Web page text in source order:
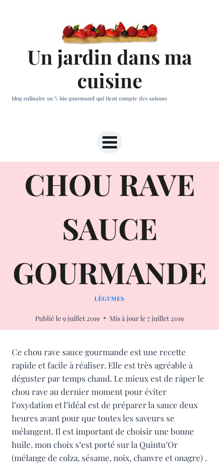
Un jardin dans ma
cuisine
blog culinaire 99 % bio gourmand qui tient compte des saisons
CHOU RAVE
SAUCE
GOURMANDE
LÉGUMES
Publié le9 juillet 2019 Mis à jour le7 juillet 2019
Ce chou rave sauce gourmande est une recette
rapide et facile à réaliser. Elle est très agréable à
déguster par temps chaud. Le mieux est de râper le
chou rave au dernier moment pour éviter
l’oxydation et l’idéal est de préparer la sauce deux
heures avant pour que toutes les saveurs se
mélangent. Il est important de choisir une bonne
huile, mon choix s’est porté sur la Quintu’Or
(mélange de colza, sésame, noix, chanvre et onagre) .